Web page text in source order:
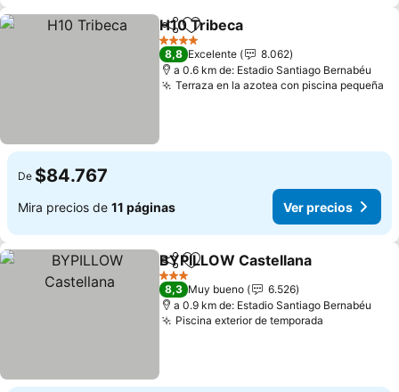
CompartirAgregar a favoritos
H10 Tribeca
4 Estrellas
8,8 Excelente
8.062
a 0.6 km de: Estadio Santiago Bernabéu
Terraza en la azotea con piscina pequeña
De $84.767
Mira precios de 11 páginas Ver precios
CompartirAgregar a favoritos
BYPILLOW Castellana
3 Estrellas
8,3 Muy bueno
6.526
a 0.9 km de: Estadio Santiago Bernabéu
Piscina exterior de temporada